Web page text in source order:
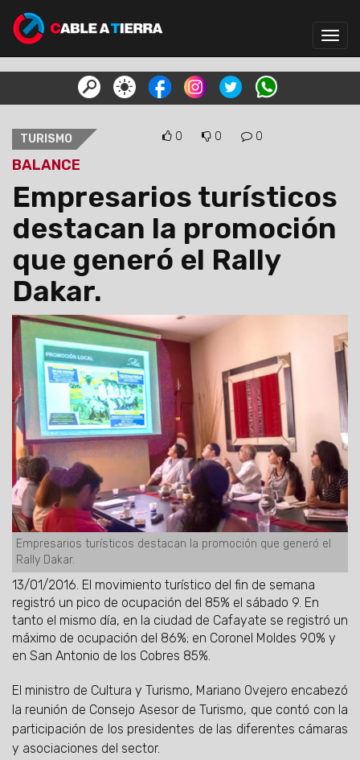
TURISMO 0 0 0
BALANCE
Empresarios turísticos
destacan la promoción
que generó el Rally
Dakar.
Empresarios turísticos destacan la promoción que generó el
Rally Dakar.
13/01/2016. El movimiento turístico del fin de semana
registró un pico de ocupación del 85% el sábado 9. En
tanto el mismo día, en la ciudad de Cafayate se registró un
máximo de ocupación del 86%; en Coronel Moldes 90% y
en San Antonio de los Cobres 85%.
El ministro de Cultura y Turismo, Mariano Ovejero encabezó
la reunión de Consejo Asesor de Turismo, que contó con la
participación de los presidentes de las diferentes cámaras
y asociaciones del sector.